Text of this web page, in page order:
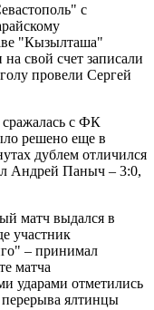
с
"Кызылташа"
свой счет записали
провели Сергей
с ФК
решено еще в
дублем отличился
Андрей Паныч – 3:0,
матч выдался в
участник
– принимал
матча
ударами отметились
ялтинцы